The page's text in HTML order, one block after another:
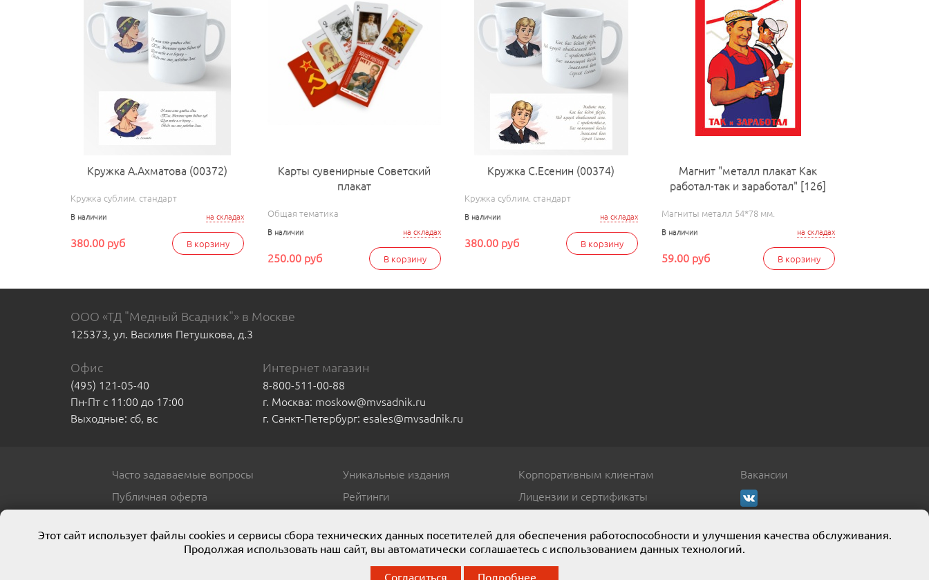
Кружка А.Ахматова (00372)
Кружка сублим. стандарт
на складах
В наличии
В корзину
380.00 руб
Карты сувенирные Советский
плакат
Общая тематика
на складах
В наличии
В корзину
250.00 руб
Кружка С.Есенин (00374)
Кружка сублим. стандарт
на складах
В наличии
В корзину
380.00 руб
Магнит "металл плакат Как
работал-так и заработал" [126]
Магниты металл 54*78 мм.
на складах
В наличии
В корзину
59.00 руб
ООО «ТД "Медный Всадник"» в Москве
125373, ул. Василия Петушкова, д.3
Офис
(495) 121-05-40
Пн-Пт с 11:00 до 17:00
Выходные: сб, вс
Интернет магазин
8-800-511-00-88
г. Москва: moskow@mvsadnik.ru
г. Санкт-Петербург: esales@mvsadnik.ru
Часто задаваемые вопросы
Публичная оферта
Уникальные издания
Рейтинги
Корпоративным клиентам
Лицензии и сертификаты
Вакансии
© 2013 ООО ТД «Медный всадник». Мы представляем широчайший ассортимент полиграфической продукции собственного производства.
Этот сайт использует файлы cookies и сервисы сбора технических данных посетителей для обеспечения работоспособности и улучшения качества обслуживания.
Продолжая использовать наш сайт, вы автоматически соглашаетесь с использованием данных технологий.
Согласиться Подробнее...